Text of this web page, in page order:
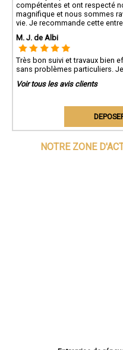
compétentes et ont respecté
magnifique et nous sommes
vie. Je recommande cette
M. J. de Albi
Très bon suivi et travaux bien
sans problèmes particuliers.
Voir tous les avis clients
NOTRE ZONE